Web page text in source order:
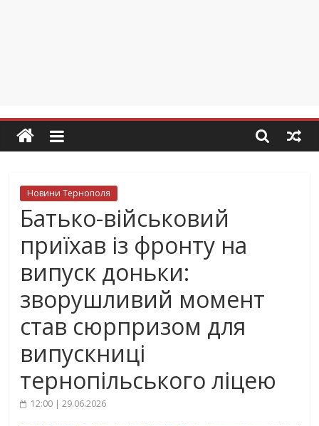
Новини Тернополя
Батько-військовий
приїхав із фронту на
випуск доньки:
зворушливий момент
став сюрпризом для
випускниці
тернопільського ліцею
12:00 | 29.06.2026